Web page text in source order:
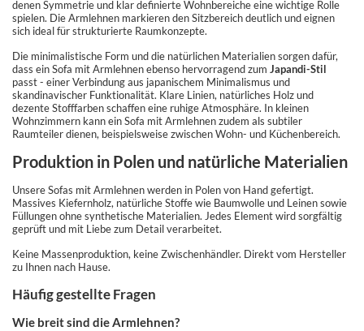
denen Symmetrie und klar definierte Wohnbereiche eine wichtige Rolle
spielen. Die Armlehnen markieren den Sitzbereich deutlich und eignen
sich ideal für strukturierte Raumkonzepte.
Die minimalistische Form und die natürlichen Materialien sorgen dafür,
dass ein Sofa mit Armlehnen ebenso hervorragend zum Japandi-Stil
passt - einer Verbindung aus japanischem Minimalismus und
skandinavischer Funktionalität. Klare Linien, natürliches Holz und
dezente Stofffarben schaffen eine ruhige Atmosphäre. In kleinen
Wohnzimmern kann ein Sofa mit Armlehnen zudem als subtiler
Raumteiler dienen, beispielsweise zwischen Wohn- und Küchenbereich.
Produktion in Polen und natürliche Materialien
Unsere Sofas mit Armlehnen werden in Polen von Hand gefertigt.
Massives Kiefernholz, natürliche Stoffe wie Baumwolle und Leinen sowie
Füllungen ohne synthetische Materialien. Jedes Element wird sorgfältig
geprüft und mit Liebe zum Detail verarbeitet.
Keine Massenproduktion, keine Zwischenhändler. Direkt vom Hersteller
zu Ihnen nach Hause.
Häufig gestellte Fragen
Wie breit sind die Armlehnen?